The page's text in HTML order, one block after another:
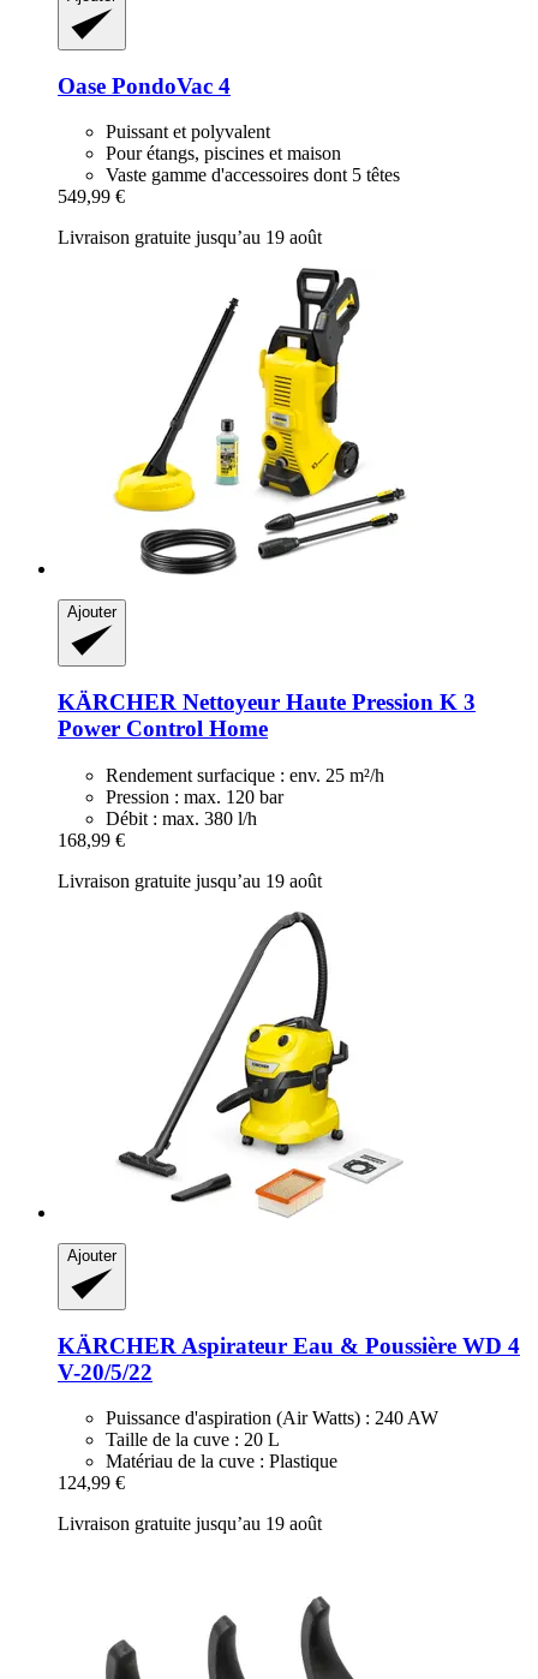
Oase PondoVac 4
Puissant et polyvalent
Pour étangs, piscines et maison
Vaste gamme d'accessoires dont 5 têtes
549,99 €
Livraison gratuite jusqu’au 19 août
Ajouter
KÄRCHER Nettoyeur Haute Pression K 3
Power Control Home
Rendement surfacique : env. 25 m²/h
Pression : max. 120 bar
Débit : max. 380 l/h
168,99 €
Livraison gratuite jusqu’au 19 août
Ajouter
KÄRCHER Aspirateur Eau & Poussière WD 4
V-​20/5/22
Puissance d'aspiration (Air Watts) : 240 AW
Taille de la cuve : 20 L
Matériau de la cuve : Plastique
124,99 €
Livraison gratuite jusqu’au 19 août